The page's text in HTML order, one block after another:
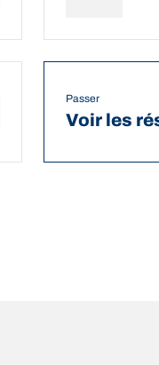
Passer
Voir les